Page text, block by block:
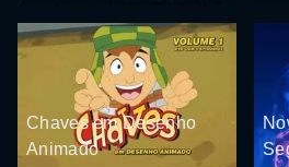
Chaves em Desenho
Animado